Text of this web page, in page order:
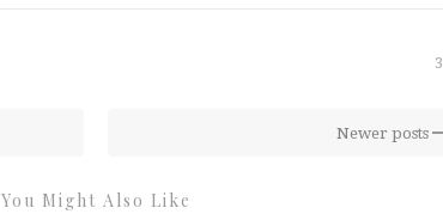
3
Newer posts
You Might Also Like